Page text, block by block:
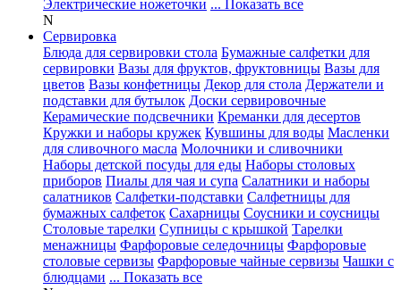
Электрические ножеточки ... Показать все
N
Сервировка
Блюда для сервировки стола Бумажные салфетки для
сервировки Вазы для фруктов, фруктовницы Вазы для
цветов Вазы конфетницы Декор для стола Держатели и
подставки для бутылок Доски сервировочные
Керамические подсвечники Креманки для десертов
Кружки и наборы кружек Кувшины для воды Масленки
для сливочного масла Молочники и сливочники
Наборы детской посуды для еды Наборы столовых
приборов Пиалы для чая и супа Салатники и наборы
салатников Салфетки-подставки Салфетницы для
бумажных салфеток Сахарницы Соусники и соусницы
Столовые тарелки Супницы с крышкой Тарелки
менажницы Фарфоровые селедочницы Фарфоровые
столовые сервизы Фарфоровые чайные сервизы Чашки с
блюдцами ... Показать все